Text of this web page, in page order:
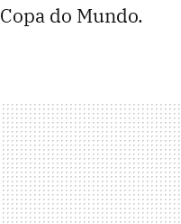
Copa do Mundo.